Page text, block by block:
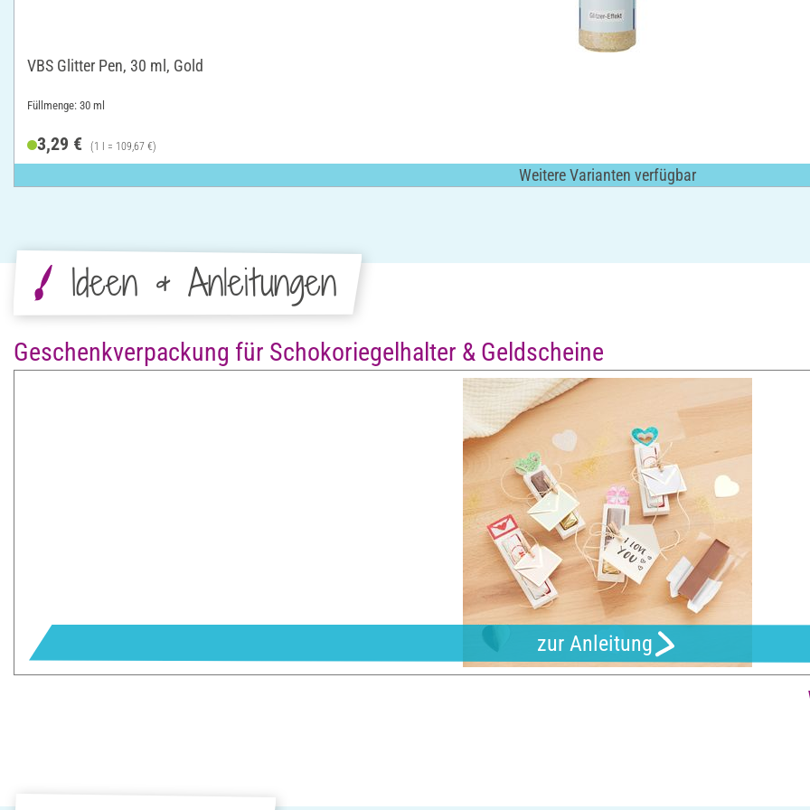
VBS Glitter Pen, 30 ml, Gold
Füllmenge: 30 ml
3,29 € (1 l = 109,67 €)
Weitere Varianten verfügbar
Ideen & Anleitungen
Geschenkverpackung für Schokoriegelhalter & Geldscheine
zur Anleitung